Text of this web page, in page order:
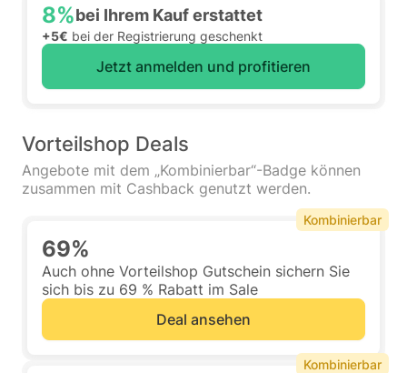
8%bei Ihrem Kauf erstattet
+5€ bei der Registrierung geschenkt
Jetzt anmelden und profitieren
Vorteilshop Deals
Angebote mit dem „Kombinierbar“-Badge können
zusammen mit Cashback genutzt werden.
69%
Auch ohne Vorteilshop Gutschein sichern Sie
sich bis zu 69 % Rabatt im Sale
Deal ansehen
Kombinierbar
Kombinierbar